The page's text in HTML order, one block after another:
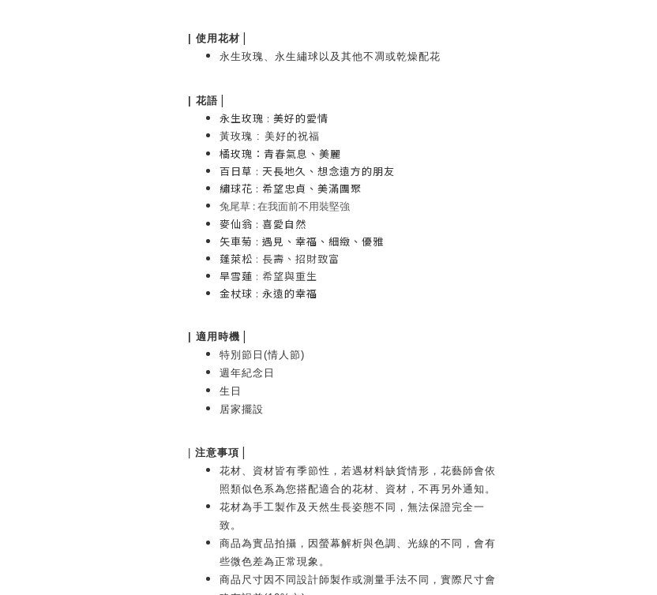
使用花材 |
永生玫瑰、永生繡球以及其他不凋或乾燥配花
花語|
永生玫瑰 : 美好的愛情
黃玫瑰 : 美好的祝福
橘玫瑰：青春氣息、美麗
百日草 : 天長地久、想念遠方的朋友
繡球花 : 希望忠貞、美滿團聚
兔尾草: 在我面前不用裝堅強
麥仙翁 : 喜愛自然
矢車菊 : 遇見、幸福、細緻、優雅
蓬萊松 : 長壽、招財致富
旱雪蓮 : 希望與重生
金杖球 : 永遠的幸福
| 適用時機 |
特別節日(情人節)
週年紀念日
生日
居家擺設
注意事項 |
花材、資材皆有季節性，若遇材料缺貨情形，花藝師會依
照類似色系為您搭配適合的花材、資材，不再另外通知。
花材為手工製作及天然生長姿態不同，無法保證完全一
致。
商品為實品拍攝，因螢幕解析與色調、光線的不同，會有
些微色差為正常現象。
商品尺寸因不同設計師製作或測量手法不同，實際尺寸會